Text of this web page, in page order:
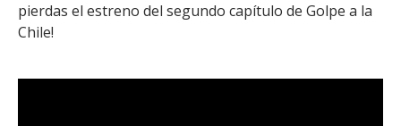
E INVESTIGACIÓN
pierdas el estreno del segundo capítulo de Golpe a la
Chile!